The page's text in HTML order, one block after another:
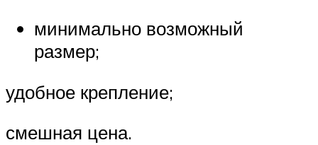
минимально возможный
размер;
удобное крепление;
смешная цена.